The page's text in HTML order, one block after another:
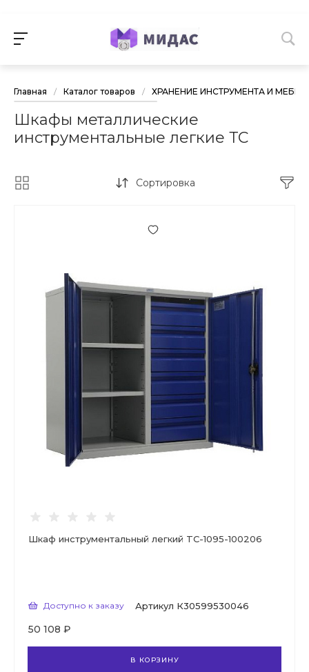
Главная / Каталог товаров / ХРАНЕНИЕ ИНСТРУМЕНТА И
Шкафы металлические
инструментальные легкие ТС
Сортировка
Шкаф инструментальный легкий TC-1095-100206
Доступно к заказу Артикул К30599530046
50 108 ₽
В КОРЗИНУ